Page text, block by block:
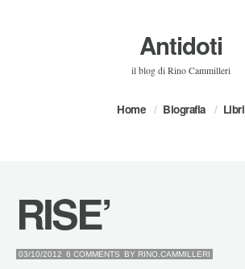
Antidoti
il blog di Rino Cammilleri
Home Biografia Libri
RISE’
03/10/2012 6 COMMENTS BY RINO.CAMMILLERI